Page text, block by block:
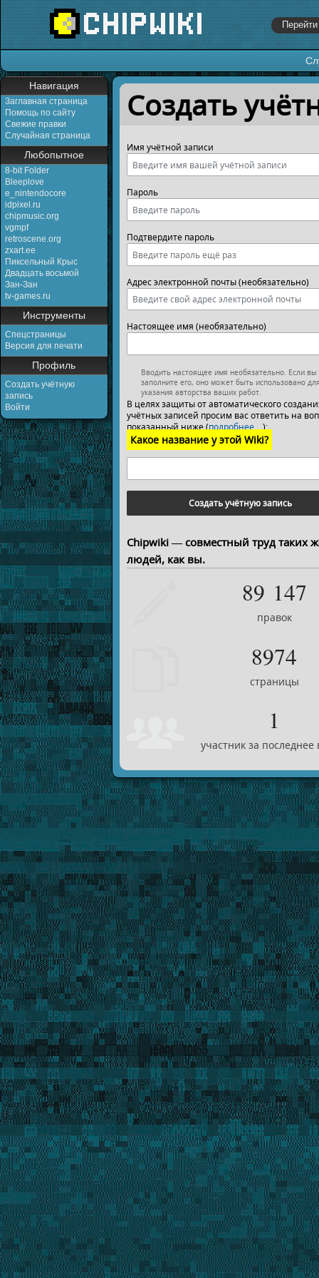
Навигация
Заглавная страница
Помощь по сайту
Свежие правки
Случайная страница
Любопытное
8-bit Folder
Bleeplove
e_nintendocore
idpixel.ru
chipmusic.org
vgmpf
retroscene.org
zxart.ee
Пиксельный Крыс
Двадцать восьмой
Зан-Зан
tv-games.ru
Инструменты
Спецстраницы
Версия для печати
Профиль
Создать учётную
запись
Войти
Перейти к:навигация,поиск
Создать
Имя учётной записи
Пароль
Подтвердите пароль
Адрес электронной почты (необязательно)
Настоящее имя (необязательно)
Вводить настоящее имя необязательно. Если вы
заполните его, оно может быть использовано
указания авторства ваших работ.
В целях защиты от автоматического
учётных записей просим вас ответить на
показанный ниже (подробнее…):
Какое название у этой Wiki?
Создать учётную запись
Chipwiki — совместный труд таких
людей, как вы.
89 147
правок
8974
страницы
1
участник за последнее